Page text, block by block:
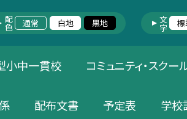
配色 通常 白地 黒地 文字
小中一貫校 コミュニティ・スクー
配布文書 予定表 学校